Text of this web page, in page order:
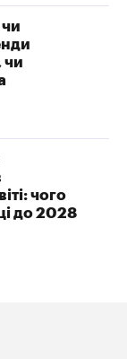
чи
чого
до 2028